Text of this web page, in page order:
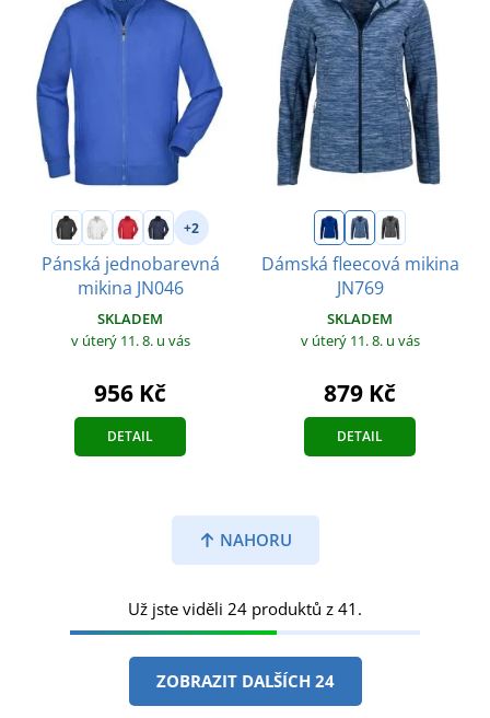
+2
Pánská jednobarevná
mikina JN046
SKLADEM
v úterý 11. 8. u vás
956 Kč
DETAIL
Dámská fleecová mikina
JN769
SKLADEM
v úterý 11. 8. u vás
879 Kč
DETAIL
NAHORU
Už jste viděli 24 produktů z 41.
ZOBRAZIT DALŠÍCH 24